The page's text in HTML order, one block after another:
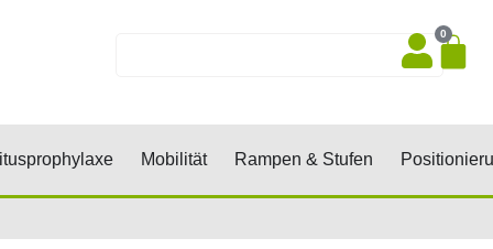
0
Keile, RollenÖffne Dekubitusprophylaxe
Mobilität Öffne Mobilität
Rampen & Stufen Öffne